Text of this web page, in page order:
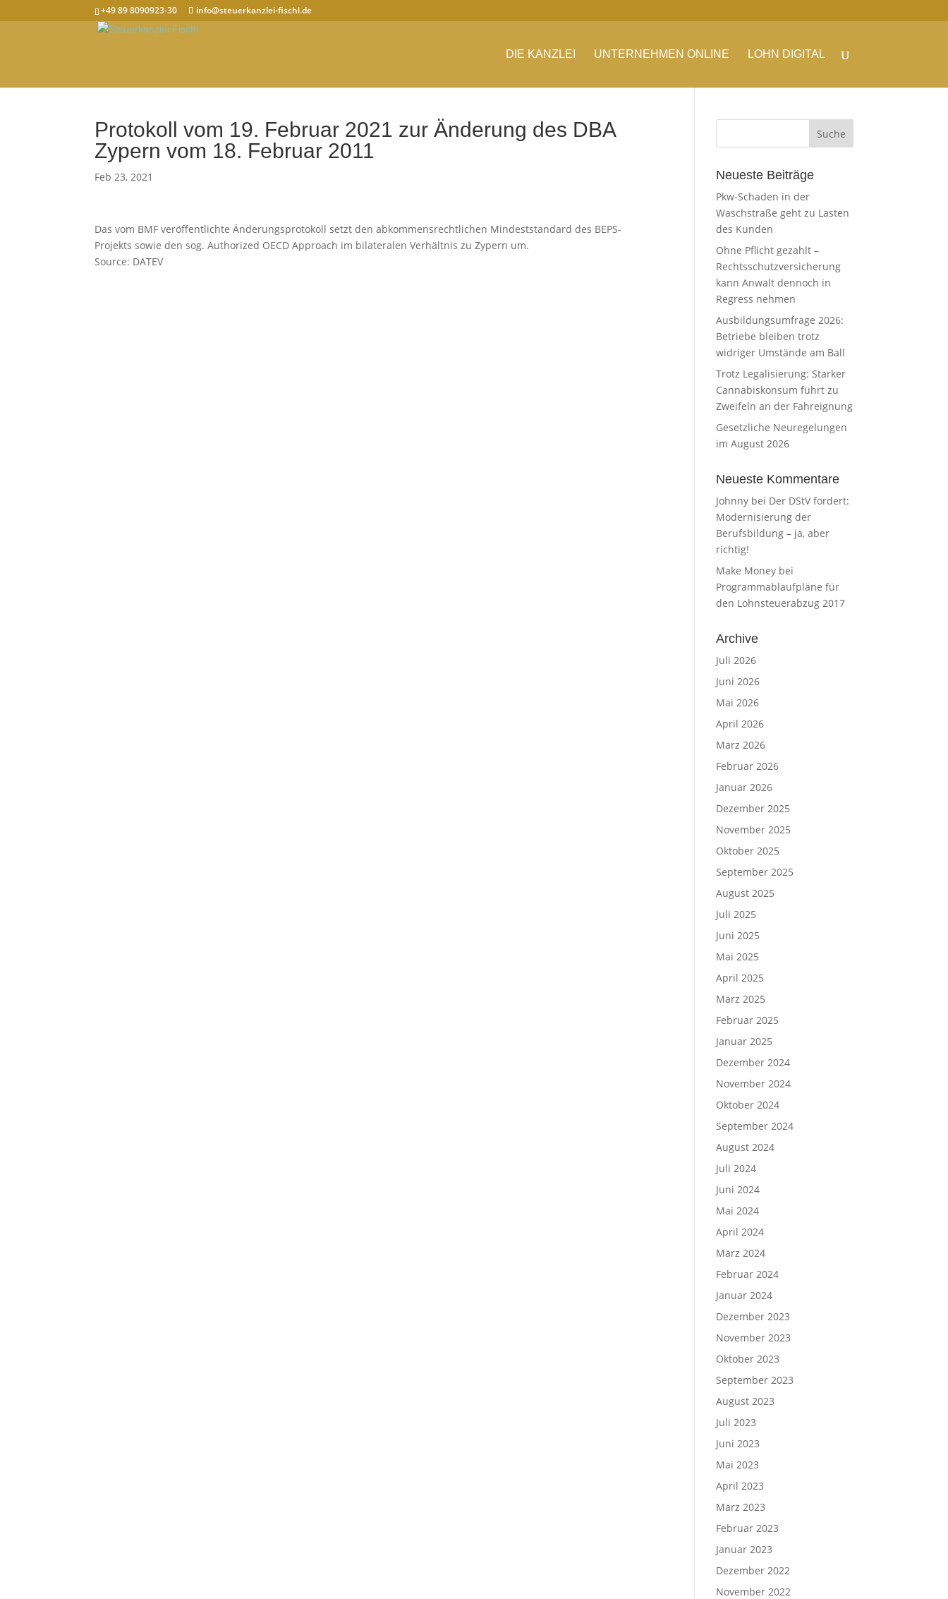
+49 89 8090923-30 info@steuerkanzlei-fischl.de
DIE KANZLEI UNTERNEHMEN ONLINE LOHN DIGITAL
Protokoll vom 19. Februar 2021 zur Änderung des DBA
Zypern vom 18. Februar 2011
Feb 23, 2021
Das vom BMF veröffentlichte Änderungsprotokoll setzt den abkommensrechtlichen Mindeststandard des BEPS-
Projekts sowie den sog. Authorized OECD Approach im bilateralen Verhältnis zu Zypern um.
Source: DATEV
Neueste Beiträge
Pkw-Schaden in der
Waschstraße geht zu Lasten
des Kunden
Ohne Pflicht gezahlt –
Rechtsschutzversicherung
kann Anwalt dennoch in
Regress nehmen
Ausbildungsumfrage 2026:
Betriebe bleiben trotz
widriger Umstände am Ball
Trotz Legalisierung: Starker
Cannabiskonsum führt zu
Zweifeln an der Fahreignung
Gesetzliche Neuregelungen
im August 2026
Neueste Kommentare
Johnny bei Der DStV fordert:
Modernisierung der
Berufsbildung – ja, aber
richtig!
Make Money bei
Programmablaufpläne für
den Lohnsteuerabzug 2017
Archive
Juli 2026
Juni 2026
Mai 2026
April 2026
März 2026
Februar 2026
Januar 2026
Dezember 2025
November 2025
Oktober 2025
September 2025
August 2025
Juli 2025
Juni 2025
Mai 2025
April 2025
März 2025
Februar 2025
Januar 2025
Dezember 2024
November 2024
Oktober 2024
September 2024
August 2024
Juli 2024
Juni 2024
Mai 2024
April 2024
März 2024
Februar 2024
Januar 2024
Dezember 2023
November 2023
Oktober 2023
September 2023
August 2023
Juli 2023
Juni 2023
Mai 2023
April 2023
März 2023
Februar 2023
Januar 2023
Dezember 2022
November 2022